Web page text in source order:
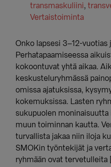
transmaskuliini,
Vertaistoiminta
Onko lapsesi 3–12-
Perhatapaamiseessa
kokoontuvat yhtä aikaa.
keskusteluryhmässä
omissa ajatuksissa,
kokemuksissa. Lasten
sukupuolen
muun toiminnan kautta.
turvallista jakaa niin iloja
SMOKin työntekijät ja
ryhmään ovat tervetulleita